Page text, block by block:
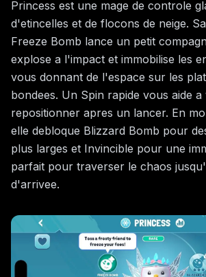
Princess est une mage de controle
d'etincelles et de flocons de neige.
Freeze Bomb lance un petit
explose a l'impact et immobilise les
vous donnant de l'espace sur les
bondees. Un Spin rapide vous aide a
repositionner apres un lancer. En
elle debloque Blizzard Bomb pour
plus larges et Invincible pour une
parfait pour traverser le chaos
d'arrivee.